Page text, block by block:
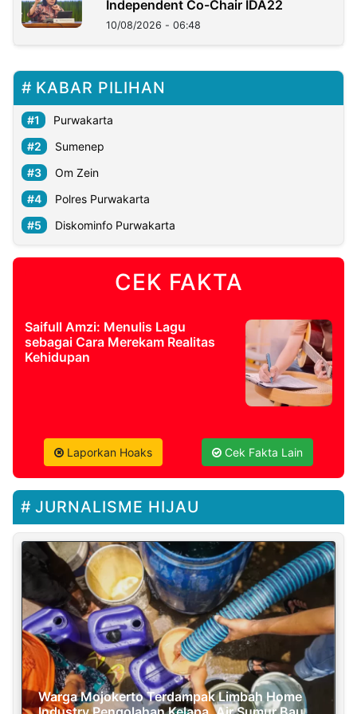
Independent Co-Chair IDA22
10/08/2026 - 06:48
KABAR PILIHAN
Purwakarta
Sumenep
Om Zein
Polres Purwakarta
Diskominfo Purwakarta
CEK FAKTA
Saifull Amzi: Menulis Lagu
sebagai Cara Merekam Realitas
Kehidupan
Laporkan Hoaks Cek Fakta Lain
JURNALISME HIJAU
Warga Mojokerto Terdampak Limbah Home